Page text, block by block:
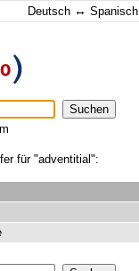
Deutsch ↔ Spanisch
für "adventitial":